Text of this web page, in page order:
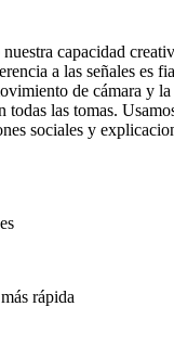
capacidad
a las señales es
de cámara y
todas las tomas.
sociales y
rápida